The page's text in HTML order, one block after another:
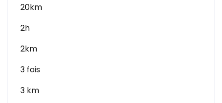
20km
2h
2km
3 fois
3 km